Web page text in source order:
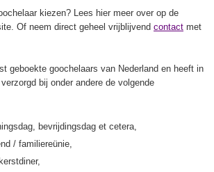
kiezen? Lees hier meer over op de
Of neem direct geheel vrijblijvend contact met
geboekte goochelaars van Nederland en heeft in
bij onder andere de volgende
bevrijdingsdag et cetera,
/ familiereünie,